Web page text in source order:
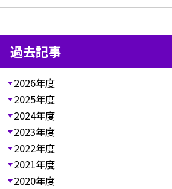
過去記事
2026年度
2025年度
2024年度
2023年度
2022年度
2021年度
2020年度